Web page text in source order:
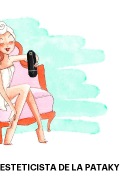
DE LA PATAKY